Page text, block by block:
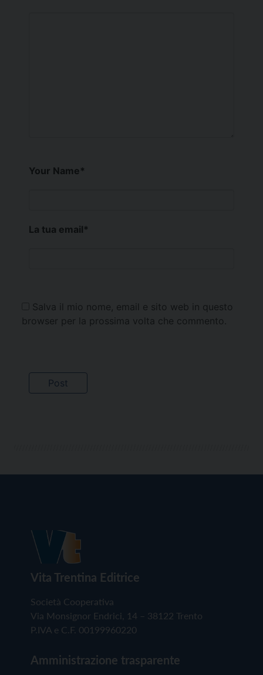
Your Name*
La tua email*
Salva il mio nome, email e sito web in questo
browser per la prossima volta che commento.
Vita Trentina Editrice
Società Cooperativa
Via Monsignor Endrici, 14 – 38122 Trento
P.IVA e C.F. 00199960220
Amministrazione trasparente